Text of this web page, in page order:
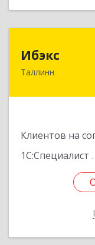
Ибэкс
Таллинн
Клиентов на
1С:Специалист
Таллин,